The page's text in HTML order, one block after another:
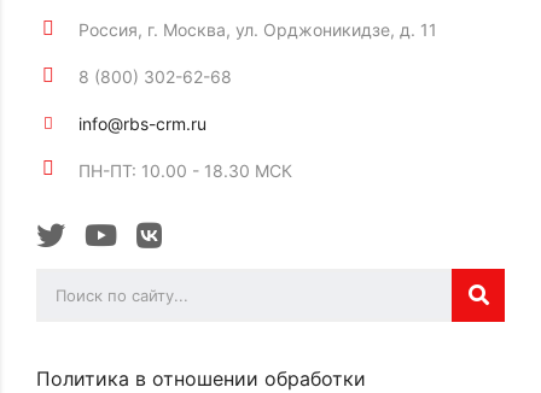
Россия, г. Москва, ул. Орджоникидзе, д. 11
8 (800) 302-62-68
info@rbs-crm.ru
ПН-ПТ: 10.00 - 18.30 МСК
Политика в отношении обработки